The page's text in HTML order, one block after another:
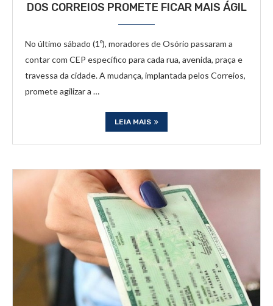
DOS CORREIOS PROMETE FICAR MAIS ÁGIL
No último sábado (1º), moradores de Osório passaram a
contar com CEP específico para cada rua, avenida, praça e
travessa da cidade. A mudança, implantada pelos Correios,
promete agilizar a …
LEIA MAIS